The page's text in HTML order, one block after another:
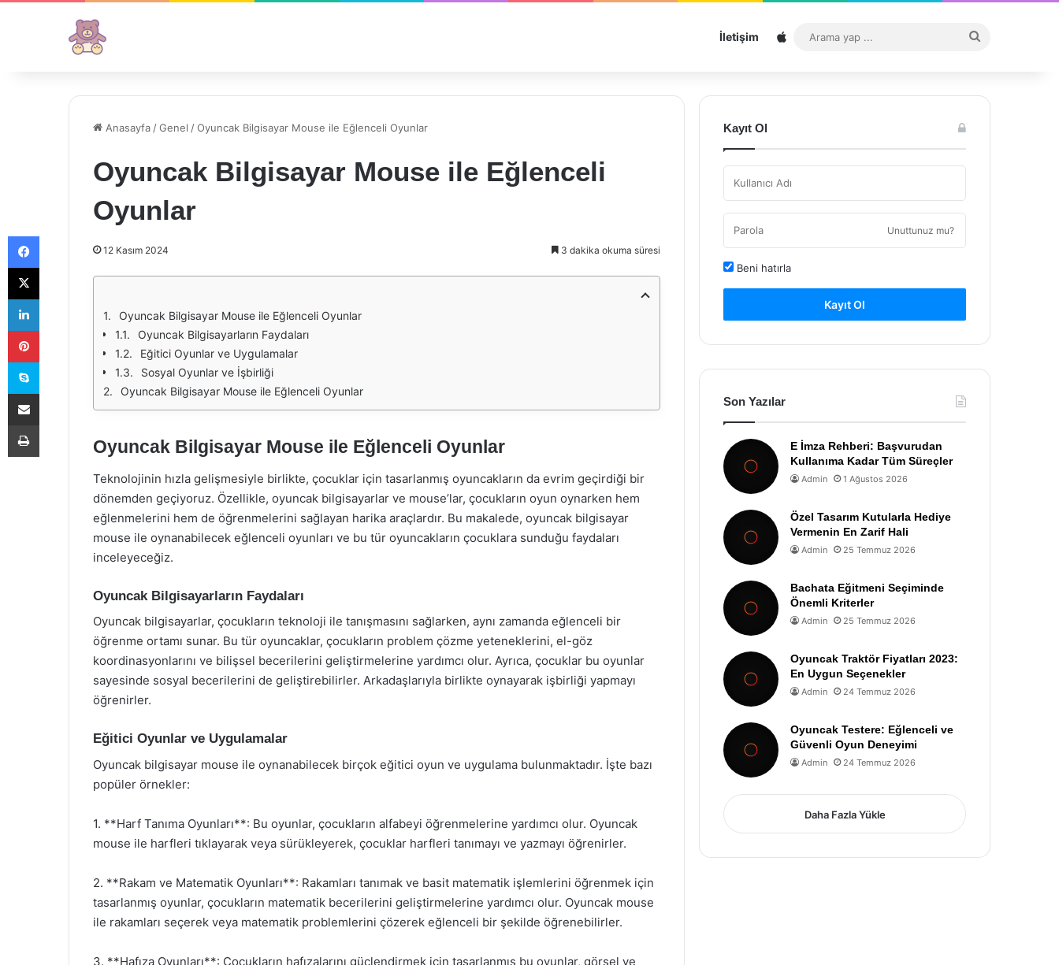
İletişim Sitemap
...
Anasayfa /Genel /Oyuncak Bilgisayar Mouse ile Eğlenceli Oyunlar
Oyuncak Bilgisayar Mouse ile Eğlenceli
Oyunlar
12 Kasım 2024 3 dakika okuma süresi
Oyuncak Bilgisayar Mouse ile Eğlenceli Oyunlar
Oyuncak Bilgisayarların Faydaları
Eğitici Oyunlar ve Uygulamalar
Sosyal Oyunlar ve İşbirliği
Oyuncak Bilgisayar Mouse ile Eğlenceli Oyunlar
Oyuncak Bilgisayar Mouse ile Eğlenceli Oyunlar
Teknolojinin hızla gelişmesiyle birlikte, çocuklar için tasarlanmış oyuncakların da evrim geçirdiği bir
dönemden geçiyoruz. Özellikle, oyuncak bilgisayarlar ve mouse’lar, çocukların oyun oynarken hem
eğlenmelerini hem de öğrenmelerini sağlayan harika araçlardır. Bu makalede, oyuncak bilgisayar
mouse ile oynanabilecek eğlenceli oyunları ve bu tür oyuncakların çocuklara sunduğu faydaları
inceleyeceğiz.
Oyuncak Bilgisayarların Faydaları
Oyuncak bilgisayarlar, çocukların teknoloji ile tanışmasını sağlarken, aynı zamanda eğlenceli bir
öğrenme ortamı sunar. Bu tür oyuncaklar, çocukların problem çözme yeteneklerini, el-göz
koordinasyonlarını ve bilişsel becerilerini geliştirmelerine yardımcı olur. Ayrıca, çocuklar bu oyunlar
sayesinde sosyal becerilerini de geliştirebilirler. Arkadaşlarıyla birlikte oynayarak işbirliği yapmayı
öğrenirler.
Eğitici Oyunlar ve Uygulamalar
Oyuncak bilgisayar mouse ile oynanabilecek birçok eğitici oyun ve uygulama bulunmaktadır. İşte bazı
popüler örnekler:
1. **Harf Tanıma Oyunları**: Bu oyunlar, çocukların alfabeyi öğrenmelerine yardımcı olur. Oyuncak
mouse ile harfleri tıklayarak veya sürükleyerek, çocuklar harfleri tanımayı ve yazmayı öğrenirler.
2. **Rakam ve Matematik Oyunları**: Rakamları tanımak ve basit matematik işlemlerini öğrenmek için
tasarlanmış oyunlar, çocukların matematik becerilerini geliştirmelerine yardımcı olur. Oyuncak mouse
ile rakamları seçerek veya matematik problemlerini çözerek eğlenceli bir şekilde öğrenebilirler.
3. **Hafıza Oyunları**: Çocukların hafızalarını güçlendirmek için tasarlanmış bu oyunlar, görsel ve
Kayıt Ol
Unuttunuz mu?
Beni hatırla
Kayıt Ol
Son Yazılar
E İmza Rehberi: Başvurudan
Kullanıma Kadar Tüm Süreçler
Admin 1 Ağustos 2026
Özel Tasarım Kutularla Hediye
Vermenin En Zarif Hali
Admin 25 Temmuz 2026
Bachata Eğitmeni Seçiminde
Önemli Kriterler
Admin 25 Temmuz 2026
Oyuncak Traktör Fiyatları 2023:
En Uygun Seçenekler
Admin 24 Temmuz 2026
Oyuncak Testere: Eğlenceli ve
Güvenli Oyun Deneyimi
Admin 24 Temmuz 2026
Daha Fazla Yükle
Facebook
X
LinkedIn
Pinterest
Skype
E-Posta ile paylaş